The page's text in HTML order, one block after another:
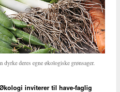
deres egne økologiske grønsager.
inviterer til have-faglig